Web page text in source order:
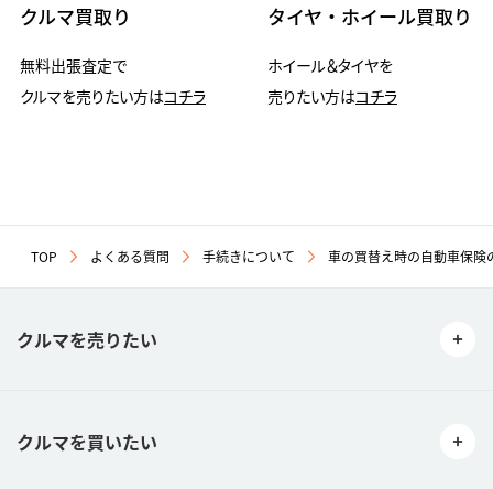
クルマ買取り
無料出張査定で
クルマを売りたい方はコチラ
タイヤ・ホイール買取り
ホイール＆タイヤを
売りたい方はコチラ
TOP よくある質問 手続きについて 車の買替え時の自動車保険
クルマを売りたい
クルマを買いたい